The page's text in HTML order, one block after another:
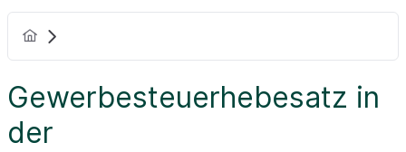
Gewerbesteuerhebesatz in
der